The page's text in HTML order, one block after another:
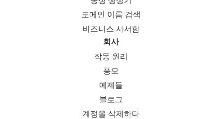
도메인 이름 검색
비즈니스 사서함
회사
작동 원리
풍모
예제들
블로그
계정을 삭제하다